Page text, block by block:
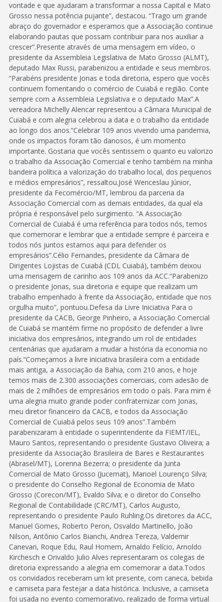
vontade e que ajudaram a transformar a nossa Capital e Mato
Grosso nessa potência pujante”, destacou. “Trago um grande
abraço do governador e esperamos que a Associação continue
elaborando pautas que possam contribuir para nos auxiliar a
crescer”.Presente através de uma mensagem em vídeo, o
presidente da Assembleia Legislativa de Mato Grosso (ALMT),
deputado Max Russi, parabenizou a entidade e seus membros.
“Parabéns presidente Jonas e toda diretoria, espero que vocês
continuem fomentando o comércio de Cuiabá e região. Conte
sempre com a Assembleia Legislativa e o deputado Max”.A
vereadora Michelly Alencar representou a Câmara Municipal de
Cuiabá e com alegria celebrou a data e o trabalho da entidade
ao longo dos anos.“Celebrar 109 anos vivendo uma pandemia,
onde os impactos foram tão danosos, é um momento
importante. Gostaria que vocês sentissem o quanto eu valorizo
o trabalho da Associação Comercial e tenho também na minha
bandeira política a valorização do trabalho local, dos pequenos
e médios empresários”, ressaltou.José Wenceslau Júnior,
presidente da Fecomércio/MT, lembrou da parceria da
Associação Comercial com as demais entidades, da qual ela
própria é responsável pelo surgimento. “A Associação
Comercial de Cuiabá é uma referência para todos nós, temos
que comemorar e lembrar que a entidade sempre é parceira e
todos nós juntos estamos aqui para defender os
empresários”.Célio Fernandes, presidente da Câmara de
Dirigentes Lojistas de Cuiabá (CDL Cuiabá), também deixou
uma mensagem de carinho aos 109 anos da ACC.“Parabenizo
o presidente Jonas, sua diretoria e equipe que realizam um
trabalho empenhado à frente da Associação, entidade que nos
orgulha muito”, pontuou.Defesa da Livre Iniciativa Para o
presidente da CACB, George Pinheiro, a Associação Comercial
de Cuiabá se mantém firme no propósito de defender a livre
iniciativa dos empresários, integrando um rol de entidades
centenárias que ajudaram a mudar a história da economia no
país.“Começamos a livre iniciativa brasileira com a entidade
mais antiga, a Associação da Bahia, com 210 anos, e hoje
temos mais de 2.300 associações comerciais, com adesão de
mais de 2 milhões de empresários em todo o país. Para mim é
uma alegria muito grande poder confraternizar com Jonas,
meu diretor financeiro da CACB, e todos da Associação
Comercial de Cuiabá pelos seus 109 anos”.Também
parabenizaram à entidade o superintendente da FIEMT/IEL,
Mauro Santos, representando o presidente Gustavo Oliveira; a
presidente da Associação Brasileira de Bares e Restaurantes
(Abrasel/MT), Lorenna Bezerra; o presidente da Junta
Comercial de Mato Grosso (Jucemat), Manoel Lourenço Silva;
o presidente do Conselho Regional de Economia de Mato
Grosso (Corecon/MT), Evaldo Silva; e o diretor do Conselho
Regional de Contabilidade (CRC/MT), Carlos Augusto,
representando o presidente Paulo Ruhling.Os diretores da ACC,
Manuel Gomes, Roberto Peron, Osvaldo Martinello, João
Nilson, Antônio Carlos Bianchi, Andrea Tereza, Valdemir
Canevari, Roque Edu, Raul Homem, Arnaldo Felício, Arnoldo
Kirchesch e Orivaldo Julio Alves representaram os colegas de
diretoria expressando a alegria em comemorar a data.Todos
os convidados receberam um kit presente, com caneca, bebida
e camiseta para festejar a data histórica. Inclusive, a camiseta
foi usada no evento comemorativo, realizado de forma virtual